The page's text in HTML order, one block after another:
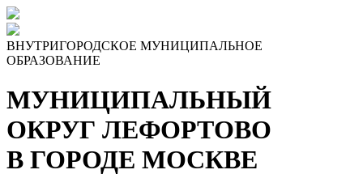
Skip
to
the
content
ВНУТРИГОРОДСКОЕ МУНИЦИПАЛЬНОЕ
ОБРАЗОВАНИЕ
МУНИЦИПАЛЬНЫЙ
ОКРУГ ЛЕФОРТОВО
В ГОРОДЕ МОСКВЕ